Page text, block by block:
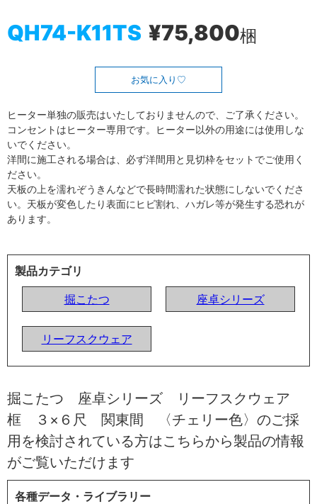
QH74-K11TS ¥75,800梱
お気に入り
ヒーター単独の販売はいたしておりませんので、ご了承ください。
コンセントはヒーター専用です。ヒーター以外の用途には使用しな
いでください。
洋間に施工される場合は、必ず洋間用と見切枠をセットでご使用く
ださい。
天板の上を濡れぞうきんなどで長時間濡れた状態にしないでくださ
い。天板が変色したり表面にヒビ割れ、ハガレ等が発生する恐れが
あります。
製品カテゴリ
掘こたつ
座卓シリーズ
リーフスクウェア
掘こたつ 座卓シリーズ リーフスクウェア
框 ３×６尺 関東間 〈チェリー色〉のご採
用を検討されている方はこちらから製品の情報
がご覧いただけます
各種データ・ライブラリー